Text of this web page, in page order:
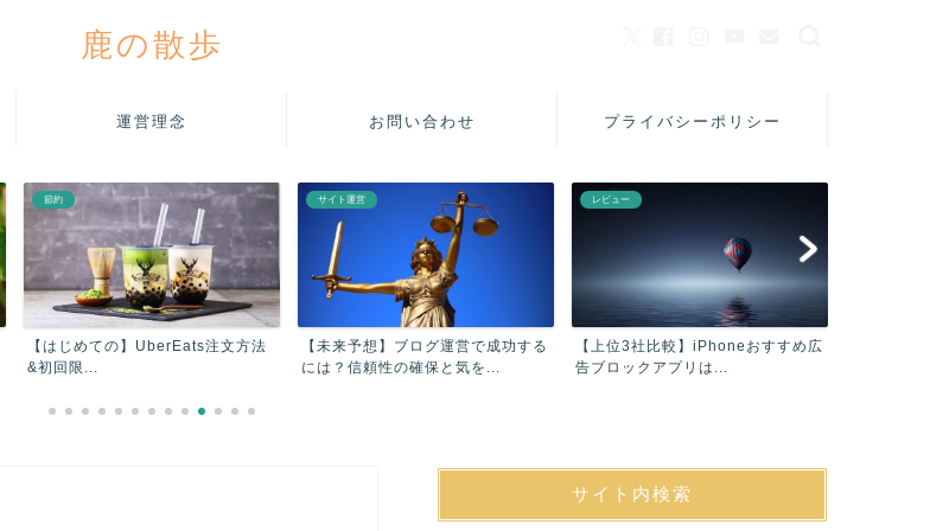
鹿の散歩
運営理念 お問い合わせ プライバシーポリシー
節約
【はじめての】UberEats注文方法
&初回限...
サイト運営
【未来予想】ブログ運営で成功する
には？信頼性の確保と気を...
レビュー
【上位3社比較】iPhoneおすすめ広
告ブロックアプリは...
サイト内検索